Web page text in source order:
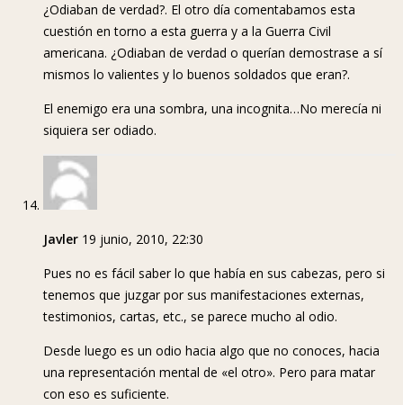
¿Odiaban de verdad?. El otro día comentabamos esta
cuestión en torno a esta guerra y a la Guerra Civil
americana. ¿Odiaban de verdad o querían demostrase a sí
mismos lo valientes y lo buenos soldados que eran?.
El enemigo era una sombra, una incognita…No merecía ni
siquiera ser odiado.
Javler 19 junio, 2010, 22:30
Pues no es fácil saber lo que había en sus cabezas, pero si
tenemos que juzgar por sus manifestaciones externas,
testimonios, cartas, etc., se parece mucho al odio.
Desde luego es un odio hacia algo que no conoces, hacia
una representación mental de «el otro». Pero para matar
con eso es suficiente.